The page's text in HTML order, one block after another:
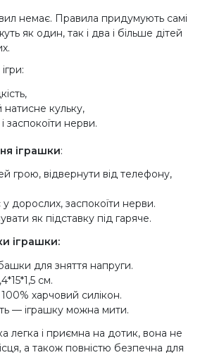
немає. Правила придумують самі
як один, так і два і більше дітей
натисне кульку,
заспокоїти нерви.
іграшки:
грою, відвернути від телефону,
дорослих, заспокоїти нерви.
як підставку під гаряче.
іграшки:
для зняття напруги.
см.
харчовий силікон.
— іграшку можна мити.
легка і приємна на дотик, вона не
а також повністю безпечна для